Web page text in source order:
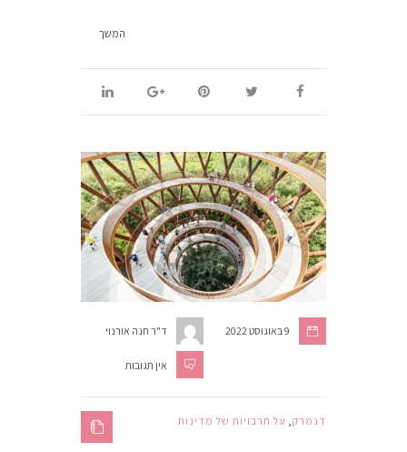
המשך
ד"ר חנה אורנוי 9 באוגוסט 2022
אין תגובות
דנמרק על תרבויות של מדינות